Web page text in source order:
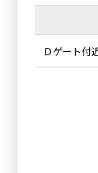
Ｄゲート付